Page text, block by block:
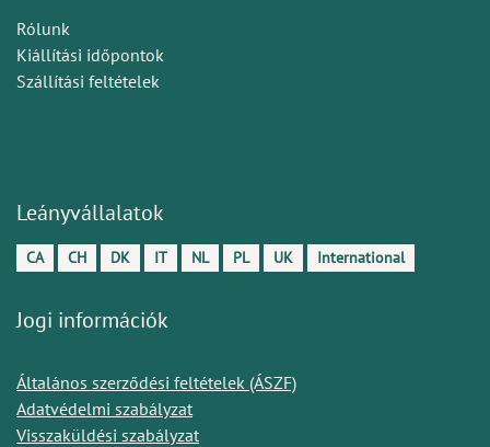
Rólunk
Kiállítási időpontok
Szállítási feltételek
Leányvállalatok
CA CH DK IT NL PL UK International
Jogi információk
Általános szerződési feltételek (ÁSZF)
Adatvédelmi szabályzat
Visszaküldési szabályzat